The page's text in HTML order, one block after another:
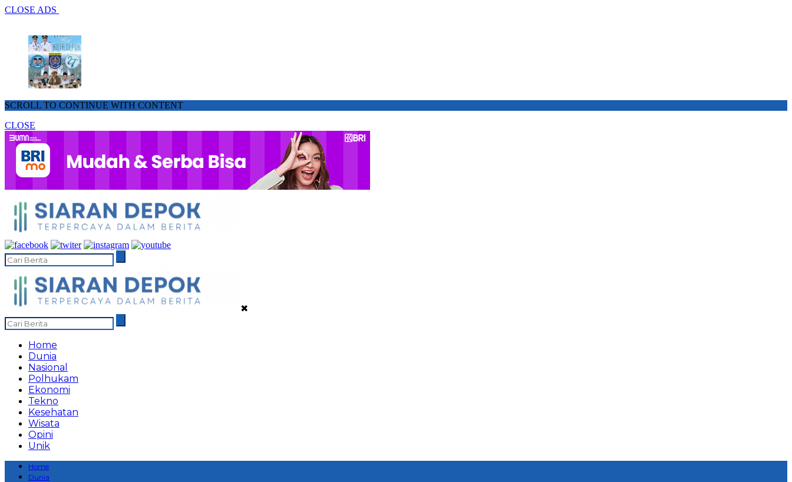
CLOSE ADS
SCROLL TO CONTINUE WITH CONTENT
CLOSE
✖
Home
Dunia
Nasional
Polhukam
Ekonomi
Tekno
Kesehatan
Wisata
Opini
Unik
Home
Dunia